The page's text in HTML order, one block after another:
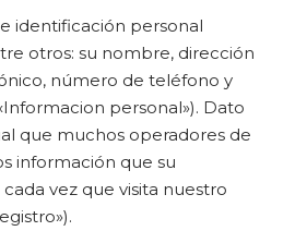
identificación personal
otros: su nombre, dirección
número de teléfono y
personal»). Dato
que muchos operadores de
información que su
vez que visita nuestro